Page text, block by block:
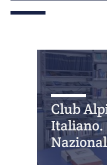
Club
Italiano.